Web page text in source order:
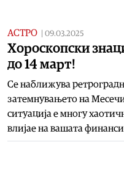
АСТРО 09.03.2025
Хороскопски
до 14 март!
Се наближува
затемнувањето на
ситуација е многу
влијае на вашата